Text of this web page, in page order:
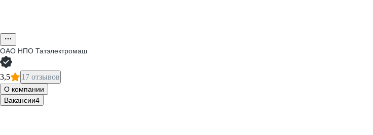
ОАО НПО Татэлектромаш
3,5 17 отзывов
О компании
Вакансии4